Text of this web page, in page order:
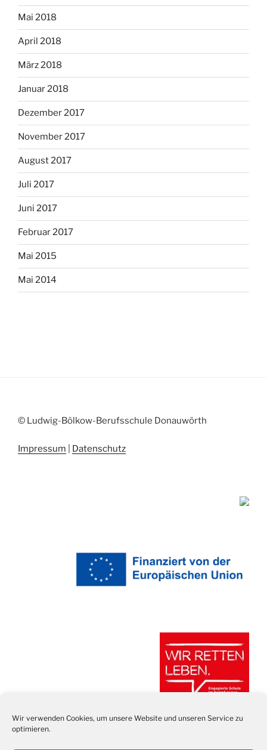
Wir verwenden Cookies, um unsere Website und unseren Service zu
optimieren.
Mai 2018
April 2018
März 2018
Januar 2018
Dezember 2017
November 2017
August 2017
Juli 2017
Juni 2017
Februar 2017
Mai 2015
Mai 2014
© Ludwig-Bölkow-Berufsschule Donauwörth
Impressum Datenschutz